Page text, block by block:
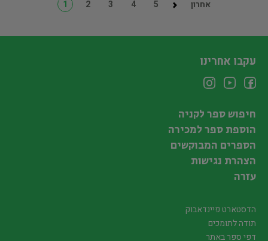
1 2 3 4 5 אחרון
עקבו אחרינו
חיפוש ספר לקניה
הוספת ספר למכירה
הספרים המבוקשים
הצהרת נגישות
עזרה
הדסטארט פיינדאבוק
תודה לתומכים
דפי ספר באתר